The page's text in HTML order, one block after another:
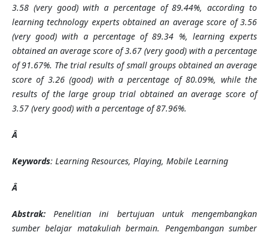
3.58 (very good) with a percentage of 89.44%, according to
learning technology experts obtained an average score of 3.56
(very good) with a percentage of 89.34 %, learning experts
obtained an average score of 3.67 (very good) with a percentage
of 91.67%. The trial results of small groups obtained an average
score of 3.26 (good) with a percentage of 80.09%, while the
results of the large group trial obtained an average score of
3.57 (very good) with a percentage of 87.96%.
Â
Keywords: Learning Resources, Playing, Mobile Learning
Â
Abstrak:Penelitian ini bertujuan untuk mengembangkan
sumber belajar matakuliah bermain. Pengembangan sumber